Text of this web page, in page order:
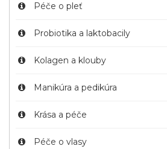
Péče o pleť
Probiotika a laktobacily
Kolagen a klouby
Manikúra a pedikúra
Krása a péče
Péče o vlasy